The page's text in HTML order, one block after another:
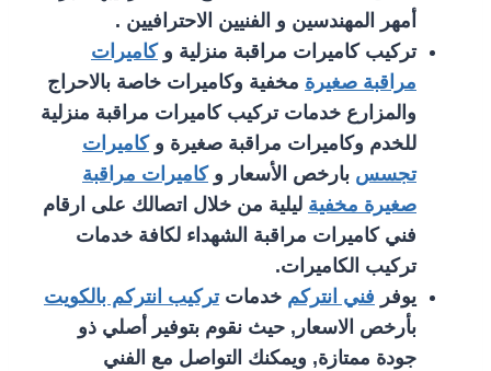
أمهر المهندسين و الفنيين الاحترافيين .
تركيب كاميرات مراقبة منزلية وكاميرات
مراقبة صغيرة مخفية وكاميرات خاصة بالاحراج
والمزارع خدمات تركيب كاميرات مراقبة منزلية
للخدم وكاميرات مراقبة صغيرة وكاميرات
تجسس بارخص الأسعار وكاميرات مراقبة
صغيرة مخفية ليلية من خلال اتصالك على ارقام
فني كاميرات مراقبة الشهداء لكافة خدمات
تركيب الكاميرات.
يوفر فني انتركم خدماتتركيب انتركم بالكويت
بأرخص الاسعار, حيث نقوم بتوفير أصلي ذو
جودة ممتازة, ويمكنك التواصل مع الفني